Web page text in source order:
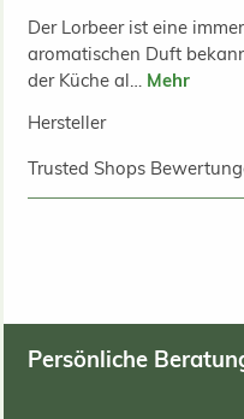
Der Lorbeer ist eine
aromatischen Duft
der Küche al… Mehr
Hersteller
Trusted Shops
Persönliche